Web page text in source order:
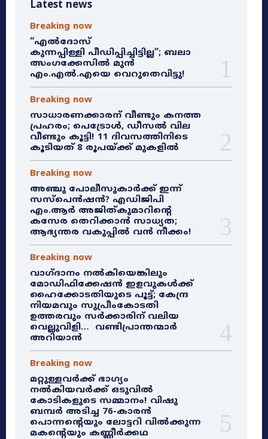
Latest news
Breaking now
“എൽദോസ്
കുന്നപ്പിള്ളി പീഡിപ്പിച്ചിട്ടില്ല”; ബലാ
ത്സംഗക്കേസിൽ മുൻ
എം.എൽ.എയെ വെറുതെവിട്ടു!
Breaking now
സാധാരണക്കാരന് വീണ്ടും കനത്ത
പ്രഹരം; പെട്രോൾ, ഡീസൽ വില
വീണ്ടും കൂട്ടി! 11 ദിവസത്തിനിടെ
കൂടിയത് 8 രൂപയ്ക്ക് മുകളിൽ
Breaking now
അഞ്ചു പോലീസുകാർക്ക് ഇന്ന്
സസ്‌പെൻഷൻ? എഡിജിപി
എം.ആർ അജിത്കുമാറിൻ്റെ
കസേര തെറിക്കാൻ സാധ്യത;
ആഭ്യന്തര വകുപ്പിൽ വൻ നീക്കം!
Breaking now
വാഗ്ദാനം നൽകിയെങ്കിലും
മോഡിഫിക്കേഷൻ ഇളവുകൾക്ക്
ഹൈക്കോടതിയുടെ പൂട്ട്; കേന്ദ്ര
നിയമവും സുപ്രീംകോടതി
ഉത്തരവും സർക്കാരിന് വലിയ
വെല്ലുവിളി… വണ്ടിപ്രാന്തന്മാർ
അറിയാൻ
Breaking now
മറ്റുള്ളവർക്ക് ഭാഗ്യം
നൽകിയവർക്ക് ഒടുവിൽ
കോടികളുടെ സമ്മാനം! വിഷു
ബമ്പർ അടിച്ച 76-കാരൻ
പൊന്നന്റെയും ലോട്ടറി വിൽക്കുന്ന
മകന്റെയും കണ്ണീർക്കഥ